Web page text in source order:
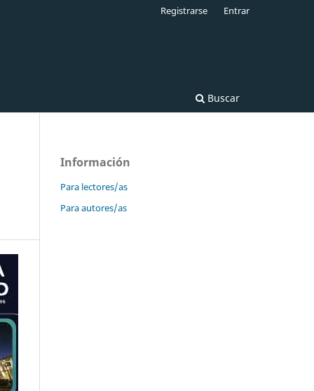
Buscar
Registrarse Entrar
Información
Para lectores/as
Para autores/as